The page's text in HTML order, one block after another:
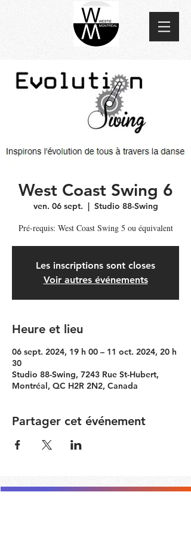
West Coast Swing 6
ven. 06 sept.
  |
Studio 88-Swing
Pré-requis: West Coast Swing 5 ou équivalent
Les inscriptions sont closes
Voir autres événements
Heure et lieu
06 sept. 2024, 19 h 00 – 11 oct. 2024, 20 h
30
Studio 88-Swing, 7243 Rue St-Hubert,
Montréal, QC H2R 2N2, Canada
Partager cet événement